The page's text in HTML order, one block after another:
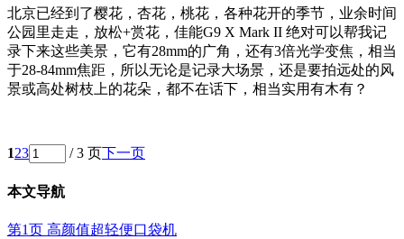
北京已经到了樱花，杏花，桃花，各种花开的季节，业余时间
公园里走走，放松+赏花，佳能G9 X Mark II 绝对可以帮我记
录下来这些美景，它有28mm的广角，还有3倍光学变焦，相当
于28-84mm焦距，所以无论是记录大场景，还是要拍远处的风
景或高处树枝上的花朵，都不在话下，相当实用有木有？
123 / 3 页下一页
本文导航
第1页 高颜值超轻便口袋机